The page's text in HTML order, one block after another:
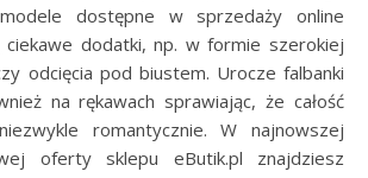
dostępne w sprzedaży online
ciekawe dodatki, np. w formie szerokiej
odcięcia pod biustem. Urocze falbanki
na rękawach sprawiając, że całość
romantycznie. W najnowszej
oferty sklepu eButik.pl znajdziesz